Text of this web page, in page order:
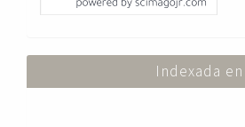
Indexada en